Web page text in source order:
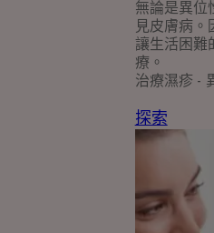
無論是異位
見皮膚病。
讓生活困難
療。
治療濕疹 -
探索
瞭
多
更